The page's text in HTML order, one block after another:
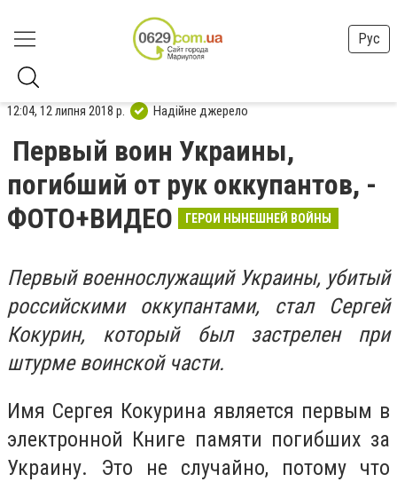
Рус
12:04, 12 липня 2018 р. Надійне джерело
Первый воин Украины,
погибший от рук оккупантов, -
ФОТО+ВИДЕО
ГЕРОИ НЫНЕШНЕЙ ВОЙНЫ
Первый военнослужащий Украины, убитый
российскими оккупантами, стал Сергей
Кокурин, который был застрелен при
штурме воинской части.
Имя Сергея Кокурина является первым в
электронной Книге памяти погибших за
Украину. Это не случайно, потому что